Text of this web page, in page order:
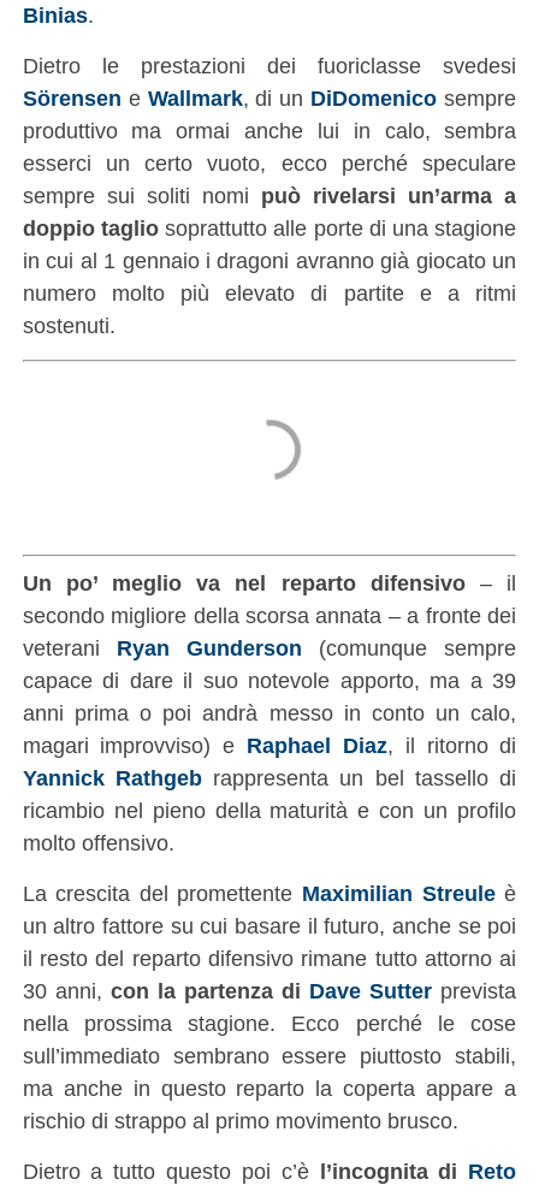
Binias.
Dietro le prestazioni dei fuoriclasse svedesi
Sörensen e Wallmark, di un DiDomenico sempre
produttivo ma ormai anche lui in calo, sembra
esserci un certo vuoto, ecco perché speculare
sempre sui soliti nomi può rivelarsi un’arma a
doppio tagliosoprattutto alle porte di una stagione
in cui al 1 gennaio i dragoni avranno già giocato un
numero molto più elevato di partite e a ritmi
sostenuti.
Un po’ meglio va nel reparto difensivo– il
secondo migliore della scorsa annata – a fronte dei
veterani Ryan Gunderson (comunque sempre
capace di dare il suo notevole apporto, ma a 39
anni prima o poi andrà messo in conto un calo,
magari improvviso) e Raphael Diaz, il ritorno di
Yannick Rathgebrappresenta un bel tassello di
ricambio nel pieno della maturità e con un profilo
molto offensivo.
La crescita del promettente Maximilian Streuleè
un altro fattore su cui basare il futuro, anche se poi
il resto del reparto difensivo rimane tutto attorno ai
30 anni, con la partenza di Dave Sutter prevista
nella prossima stagione. Ecco perché le cose
sull’immediato sembrano essere piuttosto stabili,
ma anche in questo reparto la coperta appare a
rischio di strappo al primo movimento brusco.
Dietro a tutto questo poi c’è l’incognita di Reto